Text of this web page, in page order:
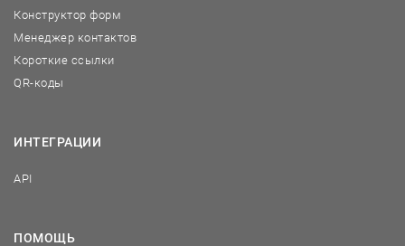
Конструктор форм
Менеджер контактов
Короткие ссылки
QR-коды
ИНТЕГРАЦИИ
API
ПОМОЩЬ